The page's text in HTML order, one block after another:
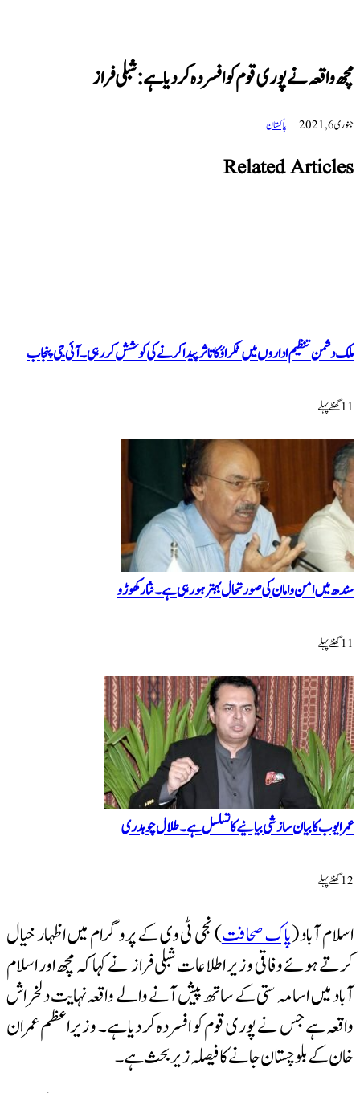
مچھ واقعہ نے پوری قوم کو افسردہ کر دیا ہے: شبلی فراز
جنوری 6, 2021 پاکستان
Related Articles
ملک دشمن تنظیم اداروں میں ٹکراؤ کا تاثر پیدا کرنے کی کوشش کررہی۔ آئی جی پنجاب
11 گھنٹےپہلے
سندھ میں امن و امان کی صورتحال بہتر ہو رہی ہے۔ نثار کھوڑو
11 گھنٹےپہلے
عمر ایوب کا بیان سازشی بیانیے کا تسلسل ہے۔ طلال چوہدری
12 گھنٹےپہلے
اسلام آباد (پاک صحافت) نجی ٹی وی کے پروگرام میں اظہار خیال
کرتے ہوئے وفاقی وزیر اطلاعات شبلی فراز نے کہا کہ مچھ اور اسلام
آباد میں اسامہ ستی کے ساتھ پیش آنے والے واقعہ نہایت دلخراش
واقعہ ہے جس نے پوری قوم کو افسردہ کر دیا ہے۔ وزیراعظم عمران
خان کے بلوچستان جانے کا فیصلہ زیر بحث ہے۔